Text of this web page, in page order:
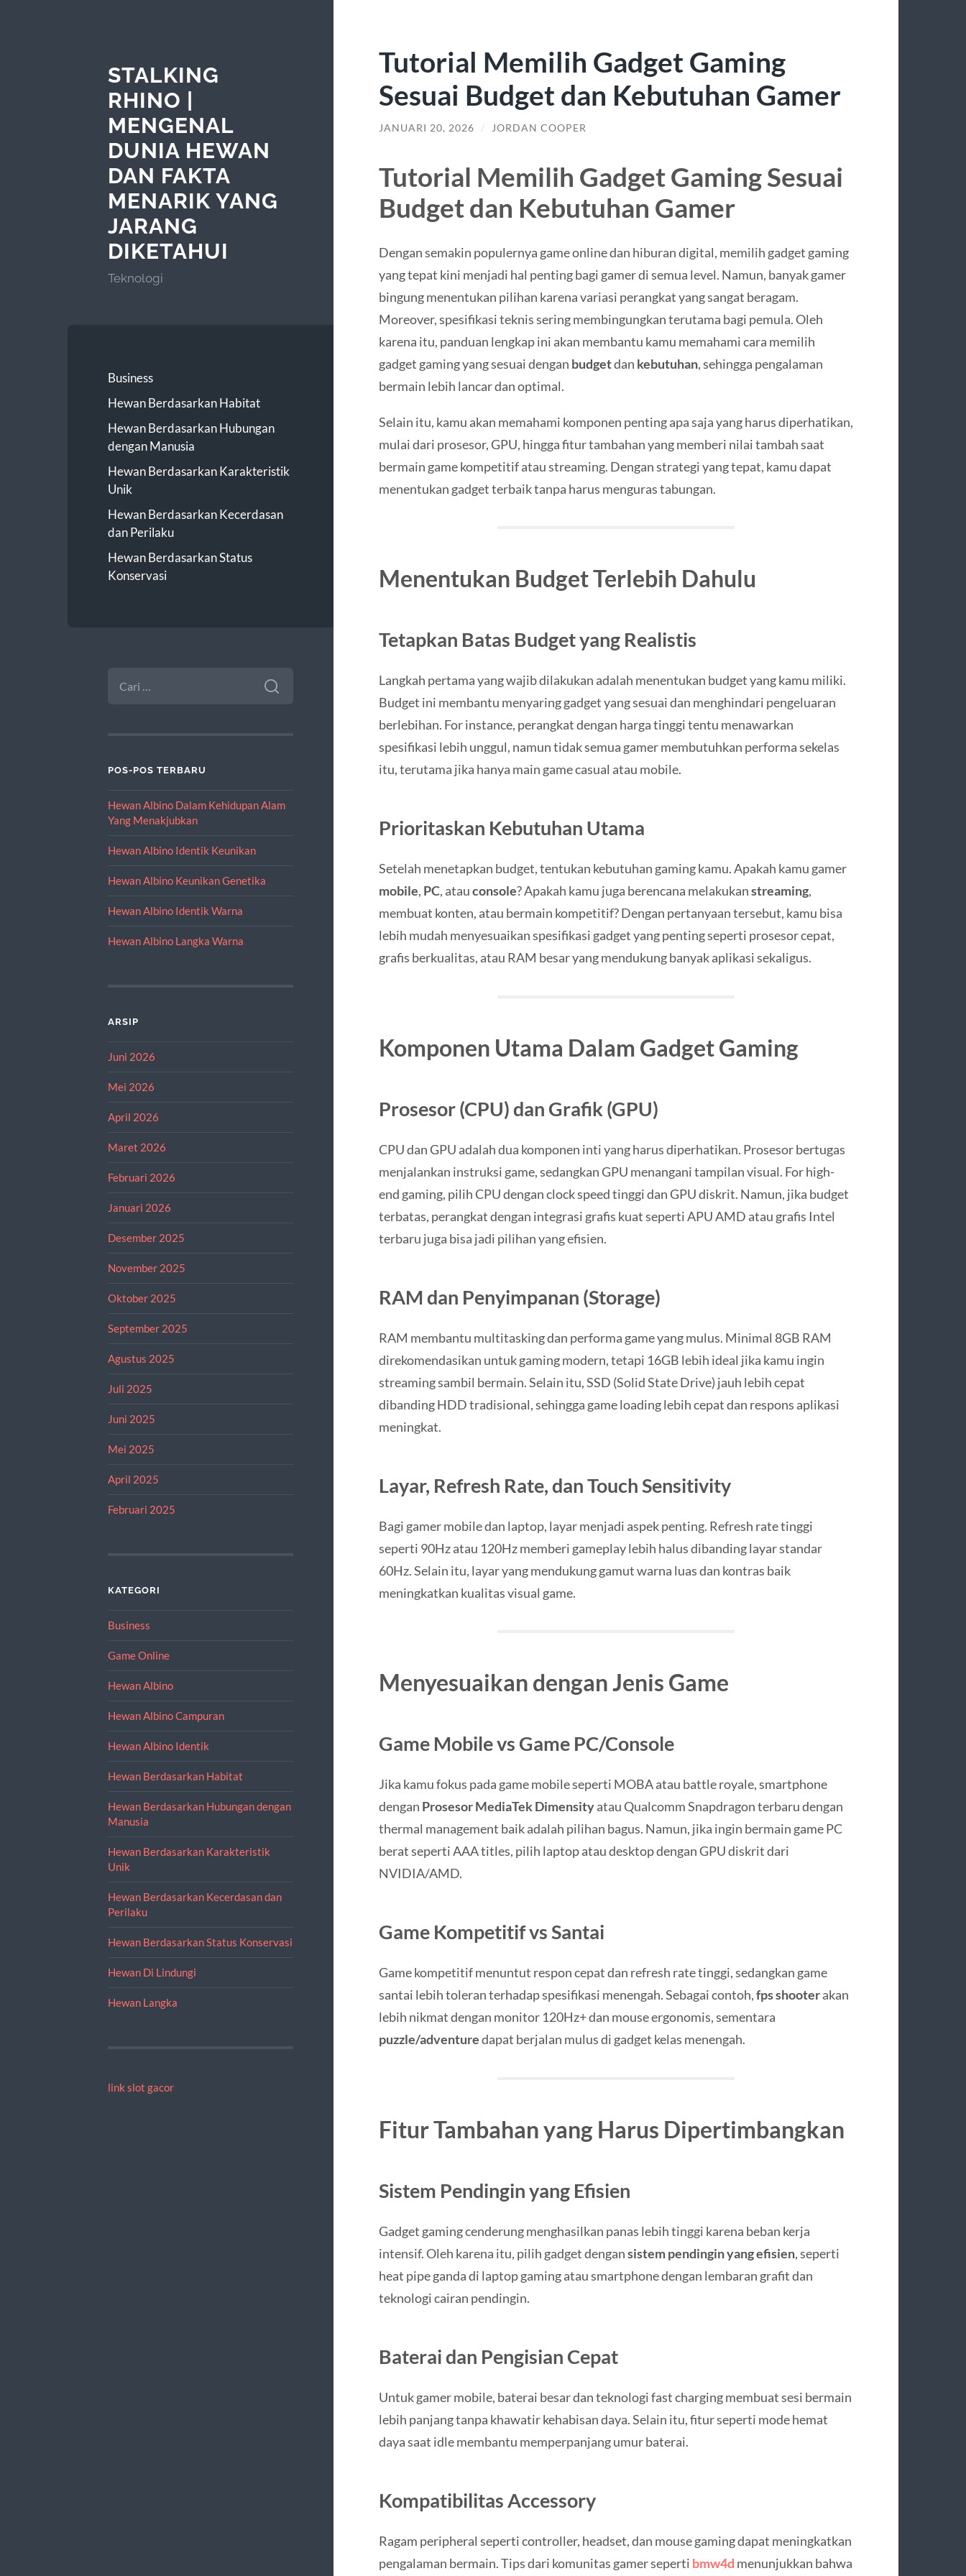
STALKING
RHINO |
MENGENAL
DUNIA HEWAN
DAN FAKTA
MENARIK YANG
JARANG
DIKETAHUI
Teknologi
Business
Hewan Berdasarkan Habitat
Hewan Berdasarkan Hubungan
dengan Manusia
Hewan Berdasarkan Karakteristik
Unik
Hewan Berdasarkan Kecerdasan
dan Perilaku
Hewan Berdasarkan Status
Konservasi
UNTUK:
POS-POS TERBARU
Hewan Albino Dalam Kehidupan Alam
Yang Menakjubkan
Hewan Albino Identik Keunikan
Hewan Albino Keunikan Genetika
Hewan Albino Identik Warna
Hewan Albino Langka Warna
ARSIP
Juni 2026
Mei 2026
April 2026
Maret 2026
Februari 2026
Januari 2026
Desember 2025
November 2025
Oktober 2025
September 2025
Agustus 2025
Juli 2025
Juni 2025
Mei 2025
April 2025
Februari 2025
KATEGORI
Business
Game Online
Hewan Albino
Hewan Albino Campuran
Hewan Albino Identik
Hewan Berdasarkan Habitat
Hewan Berdasarkan Hubungan dengan
Manusia
Hewan Berdasarkan Karakteristik
Unik
Hewan Berdasarkan Kecerdasan dan
Perilaku
Hewan Berdasarkan Status Konservasi
Hewan Di Lindungi
Hewan Langka
link slot gacor
Tutorial Memilih Gadget Gaming
Sesuai Budget dan Kebutuhan Gamer
JANUARI 20, 2026 / JORDAN COOPER
Tutorial Memilih Gadget Gaming Sesuai
Budget dan Kebutuhan Gamer
Dengan semakin populernya game online dan hiburan digital, memilih gadget gaming
yang tepat kini menjadi hal penting bagi gamer di semua level. Namun, banyak gamer
bingung menentukan pilihan karena variasi perangkat yang sangat beragam.
Moreover, spesifikasi teknis sering membingungkan terutama bagi pemula. Oleh
karena itu, panduan lengkap ini akan membantu kamu memahami cara memilih
gadget gaming yang sesuai dengan budgetdan kebutuhan, sehingga pengalaman
bermain lebih lancar dan optimal.
Selain itu, kamu akan memahami komponen penting apa saja yang harus diperhatikan,
mulai dari prosesor, GPU, hingga fitur tambahan yang memberi nilai tambah saat
bermain game kompetitif atau streaming. Dengan strategi yang tepat, kamu dapat
menentukan gadget terbaik tanpa harus menguras tabungan.
Menentukan Budget Terlebih Dahulu
Tetapkan Batas Budget yang Realistis
Langkah pertama yang wajib dilakukan adalah menentukan budget yang kamu miliki.
Budget ini membantu menyaring gadget yang sesuai dan menghindari pengeluaran
berlebihan. For instance, perangkat dengan harga tinggi tentu menawarkan
spesifikasi lebih unggul, namun tidak semua gamer membutuhkan performa sekelas
itu, terutama jika hanya main game casual atau mobile.
Prioritaskan Kebutuhan Utama
Setelah menetapkan budget, tentukan kebutuhan gaming kamu. Apakah kamu gamer
mobile, PC, atauconsole? Apakah kamu juga berencana melakukanstreaming,
membuat konten, atau bermain kompetitif? Dengan pertanyaan tersebut, kamu bisa
lebih mudah menyesuaikan spesifikasi gadget yang penting seperti prosesor cepat,
grafis berkualitas, atau RAM besar yang mendukung banyak aplikasi sekaligus.
Komponen Utama Dalam Gadget Gaming
Prosesor (CPU) dan Grafik (GPU)
CPU dan GPU adalah dua komponen inti yang harus diperhatikan. Prosesor bertugas
menjalankan instruksi game, sedangkan GPU menangani tampilan visual. For high-
end gaming, pilih CPU dengan clock speed tinggi dan GPU diskrit. Namun, jika budget
terbatas, perangkat dengan integrasi grafis kuat seperti APU AMD atau grafis Intel
terbaru juga bisa jadi pilihan yang efisien.
RAM dan Penyimpanan (Storage)
RAM membantu multitasking dan performa game yang mulus. Minimal 8GB RAM
direkomendasikan untuk gaming modern, tetapi 16GB lebih ideal jika kamu ingin
streaming sambil bermain. Selain itu, SSD (Solid State Drive) jauh lebih cepat
dibanding HDD tradisional, sehingga game loading lebih cepat dan respons aplikasi
meningkat.
Layar, Refresh Rate, dan Touch Sensitivity
Bagi gamer mobile dan laptop, layar menjadi aspek penting. Refresh rate tinggi
seperti 90Hz atau 120Hz memberi gameplay lebih halus dibanding layar standar
60Hz. Selain itu, layar yang mendukung gamut warna luas dan kontras baik
meningkatkan kualitas visual game.
Menyesuaikan dengan Jenis Game
Game Mobile vs Game PC/Console
Jika kamu fokus pada game mobile seperti MOBA atau battle royale, smartphone
dengan Prosesor MediaTek Dimensityatau Qualcomm Snapdragon terbaru dengan
thermal management baik adalah pilihan bagus. Namun, jika ingin bermain game PC
berat seperti AAA titles, pilih laptop atau desktop dengan GPU diskrit dari
NVIDIA/AMD.
Game Kompetitif vs Santai
Game kompetitif menuntut respon cepat dan refresh rate tinggi, sedangkan game
santai lebih toleran terhadap spesifikasi menengah. Sebagai contoh,fps shooterakan
lebih nikmat dengan monitor 120Hz+ dan mouse ergonomis, sementara
puzzle/adventuredapat berjalan mulus di gadget kelas menengah.
Fitur Tambahan yang Harus Dipertimbangkan
Sistem Pendingin yang Efisien
Gadget gaming cenderung menghasilkan panas lebih tinggi karena beban kerja
intensif. Oleh karena itu, pilih gadget dengansistem pendingin yang efisien, seperti
heat pipe ganda di laptop gaming atau smartphone dengan lembaran grafit dan
teknologi cairan pendingin.
Baterai dan Pengisian Cepat
Untuk gamer mobile, baterai besar dan teknologi fast charging membuat sesi bermain
lebih panjang tanpa khawatir kehabisan daya. Selain itu, fitur seperti mode hemat
daya saat idle membantu memperpanjang umur baterai.
Kompatibilitas Accessory
Ragam peripheral seperti controller, headset, dan mouse gaming dapat meningkatkan
pengalaman bermain. Tips dari komunitas gamer seperti bmw4d menunjukkan bahwa